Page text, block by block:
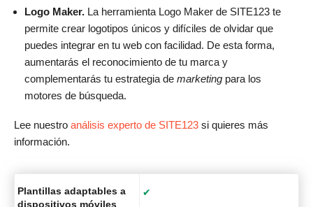
Logo Maker. La herramienta Logo Maker de SITE123 te
permite crear logotipos únicos y difíciles de olvidar que
puedes integrar en tu web con facilidad. De esta forma,
aumentarás el reconocimiento de tu marca y
complementarás tu estrategia de marketing para los
motores de búsqueda.
Lee nuestro análisis experto de SITE123 si quieres más
información.
Plantillas adaptables a
dispositivos móviles
✔